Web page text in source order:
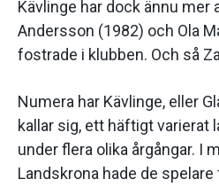
Kävlinge har dock ännu mer
Andersson (1982) och Ola
fostrade i klubben. Och så
Numera har Kävlinge, eller
kallar sig, ett häftigt varierat
under flera olika årgångar. I
Landskrona hade de spelare